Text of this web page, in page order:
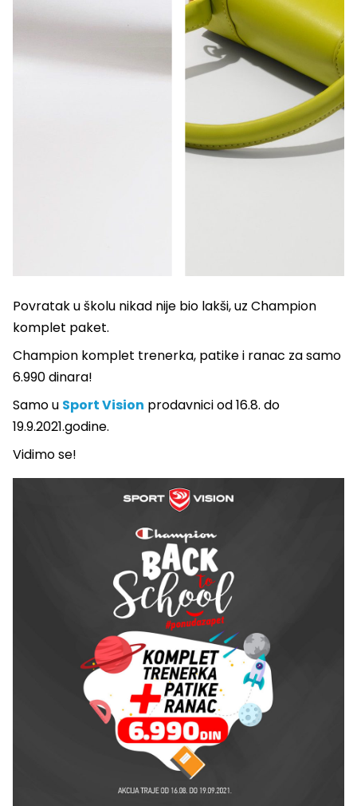
Povratak u školu nikad nije bio lakši, uz Champion
komplet paket.
Champion komplet trenerka, patike i ranac za samo
6.990 dinara!
Samo u Sport Vision prodavnici od 16.8. do
19.9.2021.godine.
Vidimo se!